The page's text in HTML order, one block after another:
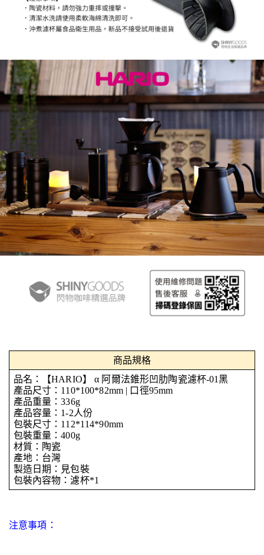
商品規格
品名：【HARIO】 α 阿爾法錐形凹肋陶瓷濾杯-01黑
產品尺寸：110*100*82mm | 口徑95mm
產品重量：336g
產品容量：1-2人份
包裝尺寸：112*114*90mm
包裝重量：400g
材質：陶瓷
產地：台灣
製造日期：見包裝
包裝內容物：濾杯*1
注意事項：